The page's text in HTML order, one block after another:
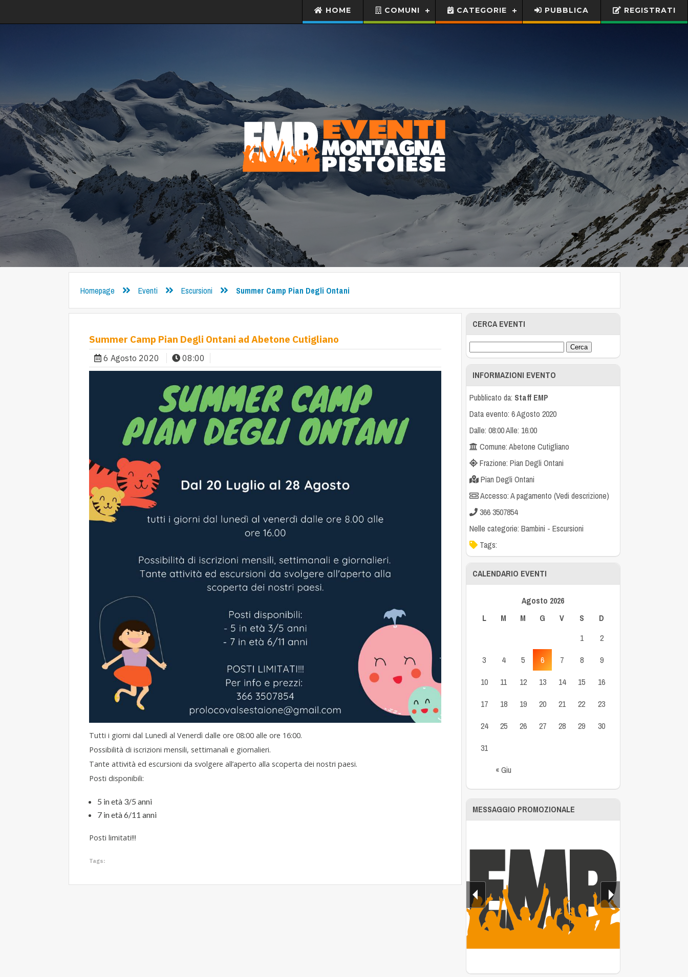
HOME COMUNI CATEGORIE PUBBLICA REGISTRATI
Homepage Eventi Escursioni Summer Camp Pian Degli Ontani
Summer Camp Pian Degli Ontani ad Abetone Cutigliano
6 Agosto 2020 08:00
Tutti i giorni dal Lunedì al Venerdì dalle ore 08:00 alle ore 16:00.
Possibilità di iscrizioni mensili, settimanali e giornalieri.
Tante attività ed escursioni da svolgere all’aperto alla scoperta dei nostri paesi.
Posti disponibili:
5 in età 3/5 anni
7 in età 6/11 anni
Posti limitati!!!
Tags:
CERCA EVENTI
INFORMAZIONI EVENTO
Pubblicato da: Staff EMP
Data evento: 6 Agosto 2020
Dalle: 08:00 Alle: 16:00
Comune: Abetone Cutigliano
Frazione: Pian Degli Ontani
Pian Degli Ontani
Accesso: A pagamento (Vedi descrizione)
366 3507854
Nelle categorie:Bambini -Escursioni
Tags:
CALENDARIO EVENTI
Agosto 2026
L
M M G V S D
« Giu
1
2
3
4 5 6 7 8
9
10
11 12 13 14 15
16
17
18 19 20 21 22
23
24
25 26 27 28 29
30
31
MESSAGGIO PROMOZIONALE